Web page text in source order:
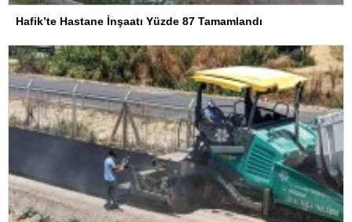
Hafik’te Hastane İnşaatı Yüzde 87 Tamamlandı